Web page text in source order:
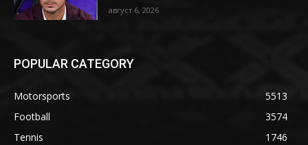
август 6, 2026
POPULAR CATEGORY
Motorsports
5513
Football
3574
Tennis
1746